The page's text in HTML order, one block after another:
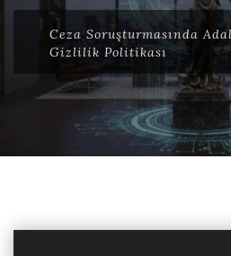
Ceza Soruşturmasında
Gizlilik Politikası